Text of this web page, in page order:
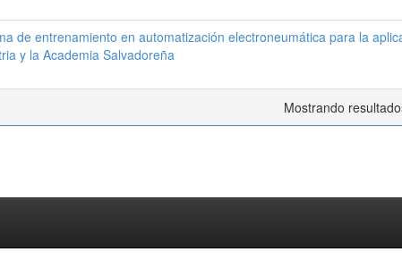
de entrenamiento en automatización electroneumática para la
y la Academia Salvadoreña
Mostrando